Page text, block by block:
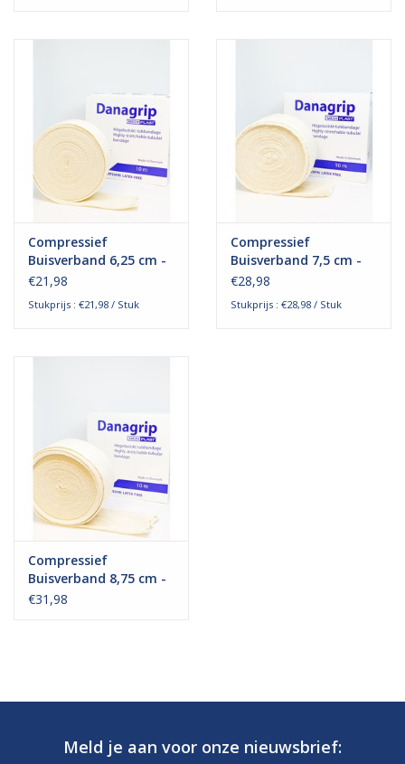
Compressief
Buisverband 6,25 cm -
Handen & Elleboog
€21,98
Stukprijs : €21,98 / Stuk
Compressief
Buisverband 7,5 cm -
Benen
€28,98
Stukprijs : €28,98 / Stuk
Compressief
Buisverband 8,75 cm -
Benen en Knieën
€31,98
Meld je aan voor onze nieuwsbrief: